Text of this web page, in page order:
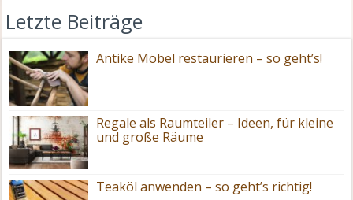
Letzte Beiträge
Antike Möbel restaurieren – so geht’s!
Regale als Raumteiler – Ideen, für kleine
und große Räume
Teaköl anwenden – so geht’s richtig!